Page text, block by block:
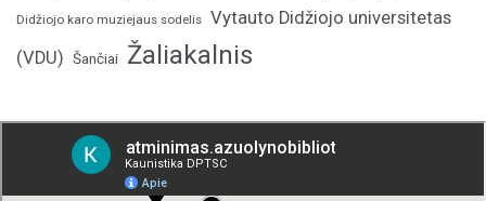
Didžiojo karo muziejaus sodelis Vytauto Didžiojo universitetas
(VDU) Šančiai Žaliakalnis